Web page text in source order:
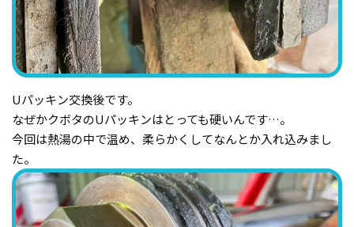
Uパッキン交換後です。
なぜかクボタのUパッキンはとっても硬いんです…。
今回は熱湯の中で温め、柔らかくしてなんとか入れ込みまし
た。